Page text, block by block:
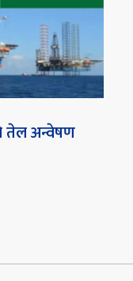
तेल अन्वेषण